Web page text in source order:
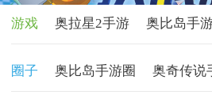
游戏 奥拉星2手游 奥比岛手
奥奇传说手游 奥拉星手
圈子 奥比岛手游圈 奥奇传说